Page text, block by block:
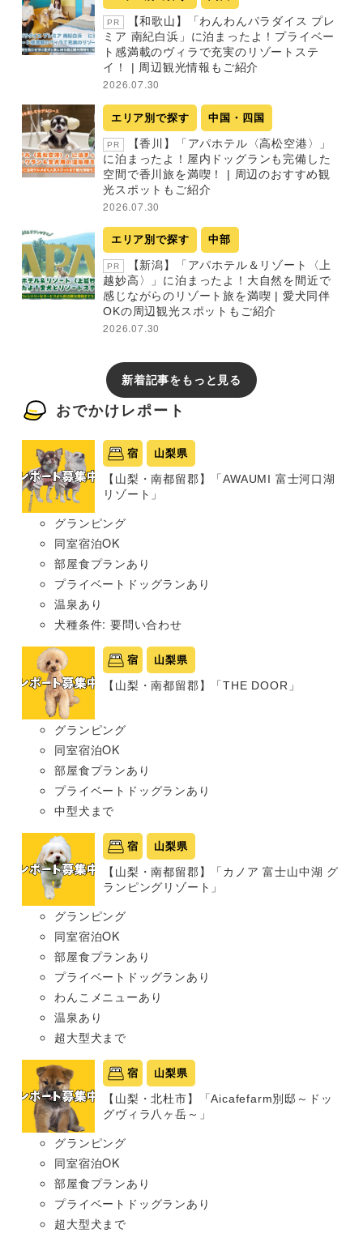
PR
【和歌山】「わんわんパラダイス プレ
ミア 南紀白浜」に泊まったよ！プライベー
ト感満載のヴィラで充実のリゾートステ
イ！ | 周辺観光情報もご紹介
2026.07.30
エリア別で探す 中国・四国
PR
【香川】「アパホテル〈高松空港〉」
に泊まったよ！屋内ドッグランも完備した
空間で香川旅を満喫！ | 周辺のおすすめ観
光スポットもご紹介
2026.07.30
エリア別で探す 中部
PR
【新潟】「アパホテル＆リゾート〈上
越妙高〉」に泊まったよ！大自然を間近で
感じながらのリゾート旅を満喫 | 愛犬同伴
OKの周辺観光スポットもご紹介
2026.07.30
新着記事をもっと見る
おでかけレポート
宿 山梨県
【山梨・南都留郡】「AWAUMI 富士河口湖
リゾート」
グランピング
同室宿泊OK
部屋食プランあり
プライベートドッグランあり
温泉あり
犬種条件: 要問い合わせ
宿 山梨県
【山梨・南都留郡】「THE DOOR」
グランピング
同室宿泊OK
部屋食プランあり
プライベートドッグランあり
中型犬まで
宿 山梨県
【山梨・南都留郡】「カノア 富士山中湖 グ
ランピングリゾート」
グランピング
同室宿泊OK
部屋食プランあり
プライベートドッグランあり
わんこメニューあり
温泉あり
超大型犬まで
宿 山梨県
【山梨・北杜市】「Aicafefarm別邸～ドッ
グヴィラ八ヶ岳～」
グランピング
同室宿泊OK
部屋食プランあり
プライベートドッグランあり
超大型犬まで